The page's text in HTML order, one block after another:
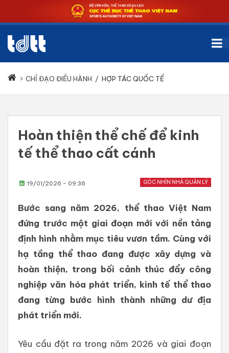
CHỈ ĐẠO ĐIỀU HÀNH / HỢP TÁC QUỐC TẾ
Hoàn thiện thể chế để kinh
tế thể thao cất cánh
GÓC NHÌN NHÀ QUẢN LÝ
19/01/2026 - 09:36
Bước sang năm 2026, thể thao Việt Nam
đứng trước một giai đoạn mới với nền tảng
định hình nhằm mục tiêu vươn tầm. Cùng với
hạ tầng thể thao đang được xây dựng và
hoàn thiện, trong bối cảnh thúc đẩy công
nghiệp văn hóa phát triển, kinh tế thể thao
đang từng bước hình thành những dư địa
phát triển mới.
Yêu cầu đặt ra trong năm 2026 và giai đoạn